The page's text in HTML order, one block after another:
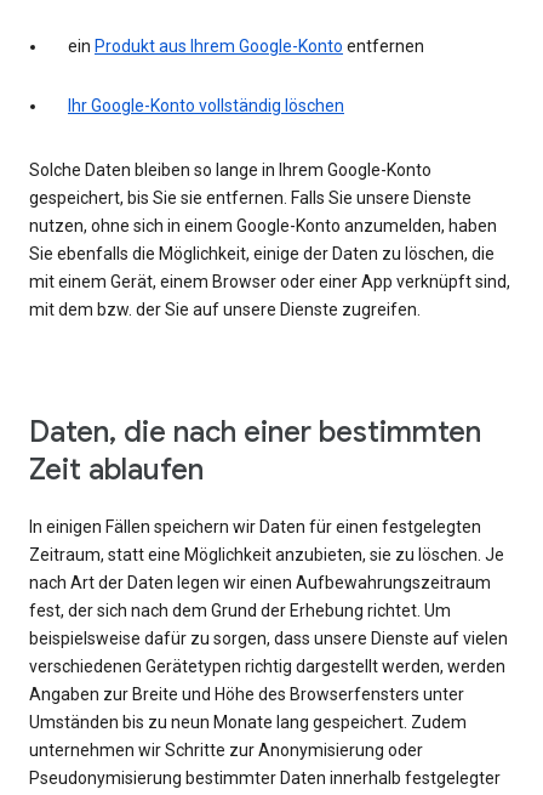
ein Produkt aus Ihrem Google-Konto entfernen
Ihr Google-Konto vollständig löschen
Solche Daten bleiben so lange in Ihrem Google-Konto
gespeichert, bis Sie sie entfernen. Falls Sie unsere Dienste
nutzen, ohne sich in einem Google-Konto anzumelden, haben
Sie ebenfalls die Möglichkeit, einige der Daten zu löschen, die
mit einem Gerät, einem Browser oder einer App verknüpft sind,
mit dem bzw. der Sie auf unsere Dienste zugreifen.
Daten, die nach einer bestimmten
Zeit ablaufen
In einigen Fällen speichern wir Daten für einen festgelegten
Zeitraum, statt eine Möglichkeit anzubieten, sie zu löschen. Je
nach Art der Daten legen wir einen Aufbewahrungszeitraum
fest, der sich nach dem Grund der Erhebung richtet. Um
beispielsweise dafür zu sorgen, dass unsere Dienste auf vielen
verschiedenen Gerätetypen richtig dargestellt werden, werden
Angaben zur Breite und Höhe des Browserfensters unter
Umständen bis zu neun Monate lang gespeichert. Zudem
unternehmen wir Schritte zur Anonymisierung oder
Pseudonymisierung bestimmter Daten innerhalb festgelegter